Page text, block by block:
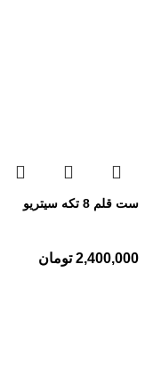
ست قلم 8 تکه سیتریو
2,400,000 تومان